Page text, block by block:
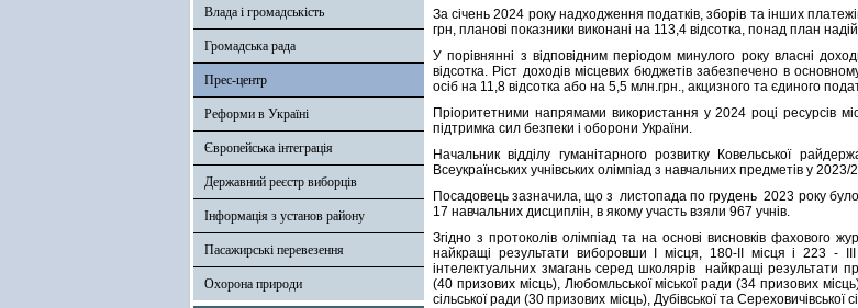
Влада і громадськість
Громадська рада
Прес-центр
Реформи в Україні
Європейська інтеграція
Державний реєстр виборців
Інформація з установ району
Пасажирські перевезення
Охорона природи
За січень 2024 року надходження податків, зборів та інших
грн, планові показники виконані на 113,4 відсотка, понад план
У порівнянні з відповідним періодом минулого року власні
відсотка. Ріст доходів місцевих бюджетів забезпечено в
осіб на 11,8 відсотка або на 5,5 млн.грн., акцизного та єдиного
Пріоритетними напрямами використання у 2024 році ресурсів
підтримка сил безпеки і оборони України.
Начальник відділу гуманітарного розвитку Ковельської
Всеукраїнських учнівських олімпіад з навчальних предметів у
Посадовець зазначила, що з листопада по грудень 2023 року було
17 навчальних дисциплін, в якому участь взяли 967 учнів.
Згідно з протоколів олімпіад та на основі висновків фахового
найкращі результати виборовши І місця, 180-ІІ місця і 223 -
інтелектуальних змагань серед школярів найкращі результати
(40 призових місць), Любомльської міської ради (34 призових
сільської ради (30 призових місць), Дубівської та